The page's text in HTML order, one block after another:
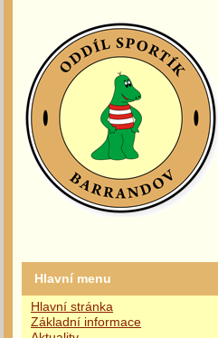
Hlavní menu
Hlavní stránka
Základní informace